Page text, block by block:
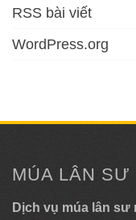
RSS bài viết
WordPress.org
MÚA LÂN SƯ
Dịch vụ múa lân